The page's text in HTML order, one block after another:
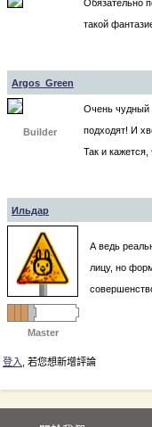
Обязательно
такой
Argos_Green
Builder
Очень чудный
подходят! И
Так и кажется,
Ильдар
Master
А ведь
лицу, но
登入 , 若您想新增評論